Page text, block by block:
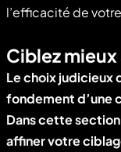
l’efficacité de
Ciblez
Le choix judicieux
fondement d’une
Dans cette
affiner votre